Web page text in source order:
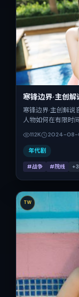
寒锋边界·主创
寒锋边界·主创解
人物如何在有限时
2024-08-08 起陆
长142分钟。
112K 2024-08-
年代剧
#战争 #院线 +3
TW